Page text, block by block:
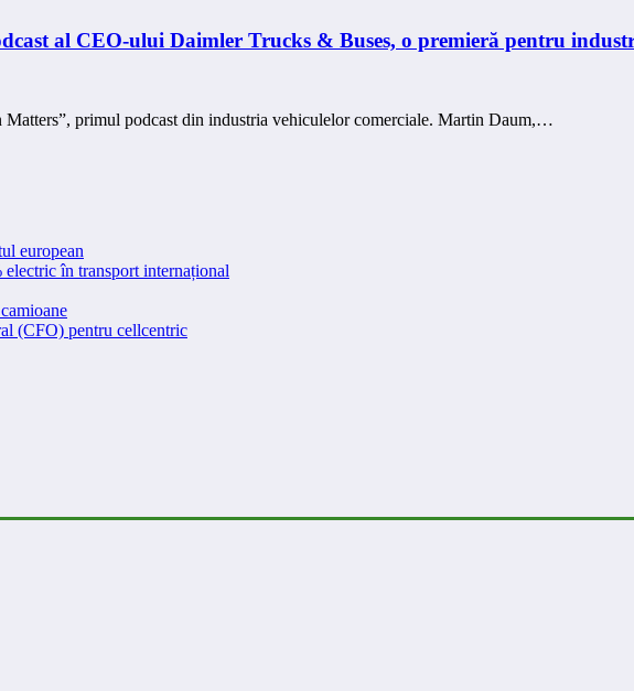
al CEO-ului Daimler Trucks & Buses, o premieră pentru
Matters”, primul podcast din industria vehiculelor comerciale. Martin Daum,…
european
în transport internațional
(CFO) pentru cellcentric